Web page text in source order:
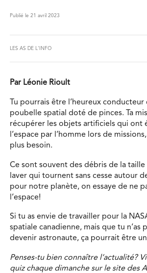
Publié le 21 avril 2023
LES AS DE L'INFO
Par Léonie Rioult
Tu pourrais être l’heureux conducteur
poubelle spatial doté de pinces. Ta
récupérer les objets artificiels qui ont
l’espace par l’homme lors de
plus besoin.
Ce sont souvent des débris de la taille
laver qui tournent sans cesse autour
pour notre planète, on essaye de ne
l’espace!
Si tu as envie de travailler pour la
spatiale canadienne, mais que tu n’as
devenir astronaute, ça pourrait être
Penses-tu bien connaître l’actualité?
quiz chaque dimanche sur le site des